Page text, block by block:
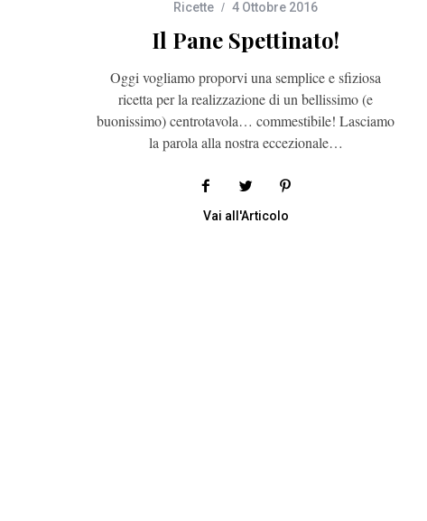
Ricette 4 Ottobre 2016
Il Pane Spettinato!
Oggi vogliamo proporvi una semplice e sfiziosa
ricetta per la realizzazione di un bellissimo (e
buonissimo) centrotavola… commestibile! Lasciamo
la parola alla nostra eccezionale…
Vai all'Articolo